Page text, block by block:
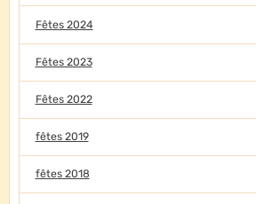
Fêtes 2024
Fêtes 2023
Fêtes 2022
fêtes 2019
fêtes 2018